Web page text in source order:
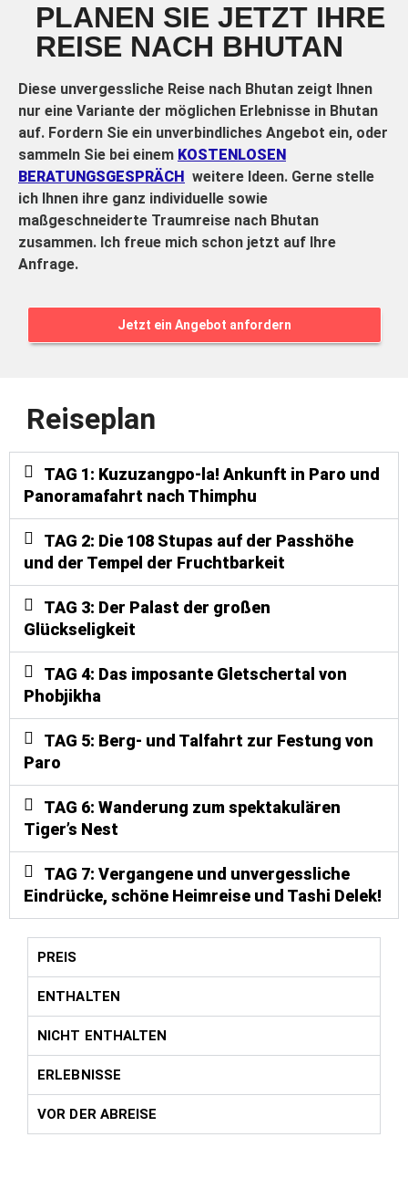
PLANEN SIE JETZT IHRE
REISE NACH BHUTAN
Diese unvergessliche Reise nach Bhutan zeigt Ihnen
nur eine Variante der möglichen Erlebnisse in Bhutan
auf. Fordern Sie ein unverbindliches Angebot ein, oder
sammeln Sie bei einem KOSTENLOSEN
BERATUNGSGESPRÄCH weitere Ideen. Gerne stelle
ich Ihnen ihre ganz individuelle sowie
maßgeschneiderte Traumreise nach Bhutan
zusammen. Ich freue mich schon jetzt auf Ihre
Anfrage.
Jetzt ein Angebot anfordern
Reiseplan
TAG 1: Kuzuzangpo-la! Ankunft in Paro und
Panoramafahrt nach Thimphu
TAG 2: Die 108 Stupas auf der Passhöhe
und der Tempel der Fruchtbarkeit
TAG 3: Der Palast der großen
Glückseligkeit
TAG 4: Das imposante Gletschertal von
Phobjikha
TAG 5: Berg- und Talfahrt zur Festung von
Paro
TAG 6: Wanderung zum spektakulären
Tiger’s Nest
TAG 7: Vergangene und unvergessliche
Eindrücke, schöne Heimreise und Tashi Delek!
PREIS
ENTHALTEN
NICHT ENTHALTEN
ERLEBNISSE
VOR DER ABREISE